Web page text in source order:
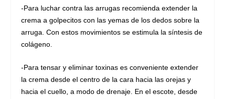
-Para luchar contra las arrugas recomienda extender la
crema a golpecitos con las yemas de los dedos sobre la
arruga. Con estos movimientos se estimula la síntesis de
colágeno.
-Para tensar y eliminar toxinas es conveniente extender
la crema desde el centro de la cara hacia las orejas y
hacia el cuello, a modo de drenaje. En el escote, desde